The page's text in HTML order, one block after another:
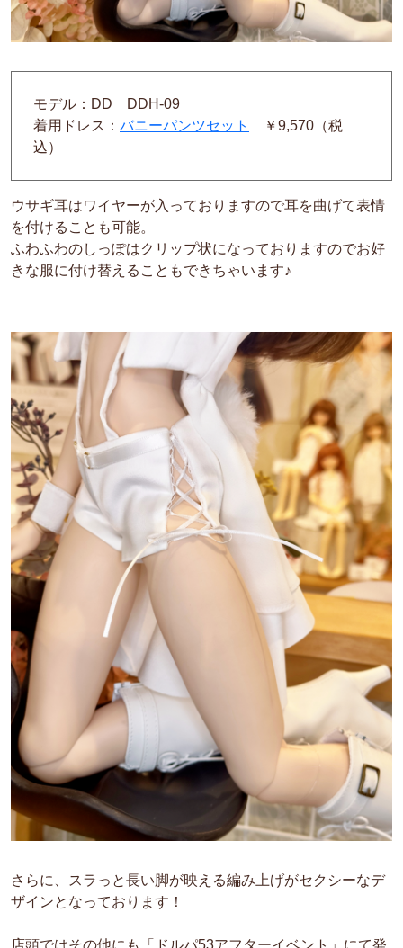
モデル：DD DDH-09
着用ドレス： バニーパンツセット
￥9,570（税
込）
ウサギ耳はワイヤーが入っておりますので耳を曲げて表情
を付けることも可能。
ふわふわのしっぽはクリップ状になっておりますのでお好
きな服に付け替えることもできちゃいます♪
さらに、スラっと長い脚が映える編み上げがセクシーなデ
ザインとなっております！
店頭ではその他にも「ドルパ53アフターイベント」にて発